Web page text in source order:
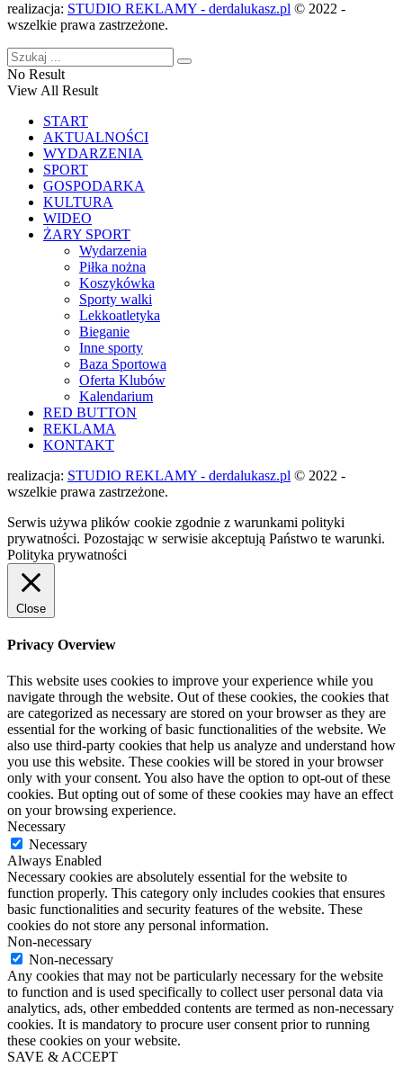
realizacja: STUDIO REKLAMY - derdalukasz.pl © 2022 -
wszelkie prawa zastrzeżone.
No Result
View All Result
START
AKTUALNOŚCI
WYDARZENIA
SPORT
GOSPODARKA
KULTURA
WIDEO
ŻARY SPORT
Wydarzenia
Piłka nożna
Koszykówka
Sporty walki
Lekkoatletyka
Bieganie
Inne sporty
Baza Sportowa
Oferta Klubów
Kalendarium
RED BUTTON
REKLAMA
KONTAKT
realizacja: STUDIO REKLAMY - derdalukasz.pl © 2022 -
wszelkie prawa zastrzeżone.
Serwis używa plików cookie zgodnie z warunkami polityki
prywatności. Pozostając w serwisie akceptują Państwo te warunki.
Polityka prywatności
Close
Privacy Overview
This website uses cookies to improve your experience while you
navigate through the website. Out of these cookies, the cookies that
are categorized as necessary are stored on your browser as they are
essential for the working of basic functionalities of the website. We
also use third-party cookies that help us analyze and understand how
you use this website. These cookies will be stored in your browser
only with your consent. You also have the option to opt-out of these
cookies. But opting out of some of these cookies may have an effect
on your browsing experience.
Necessary
Necessary
Always Enabled
Necessary cookies are absolutely essential for the website to
function properly. This category only includes cookies that ensures
basic functionalities and security features of the website. These
cookies do not store any personal information.
Non-necessary
Non-necessary
Any cookies that may not be particularly necessary for the website
to function and is used specifically to collect user personal data via
analytics, ads, other embedded contents are termed as non-necessary
cookies. It is mandatory to procure user consent prior to running
these cookies on your website.
SAVE & ACCEPT